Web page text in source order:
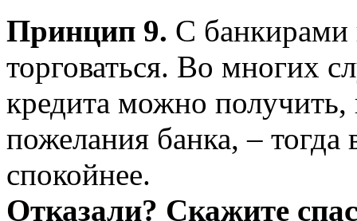
Принцип 9. С банкирами
торговаться. Во многих
кредита можно
пожелания банка, – тогда
спокойнее.
Отказали? Скажите